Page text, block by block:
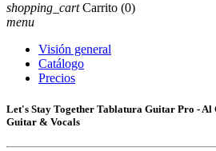
shopping_cart Carrito (0)
menu
Visión general
Catálogo
Precios
Let's Stay Together Tablatura Guitar Pro - Al
Guitar & Vocals